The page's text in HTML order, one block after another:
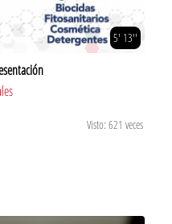
5' 13''
Visto: 621 veces